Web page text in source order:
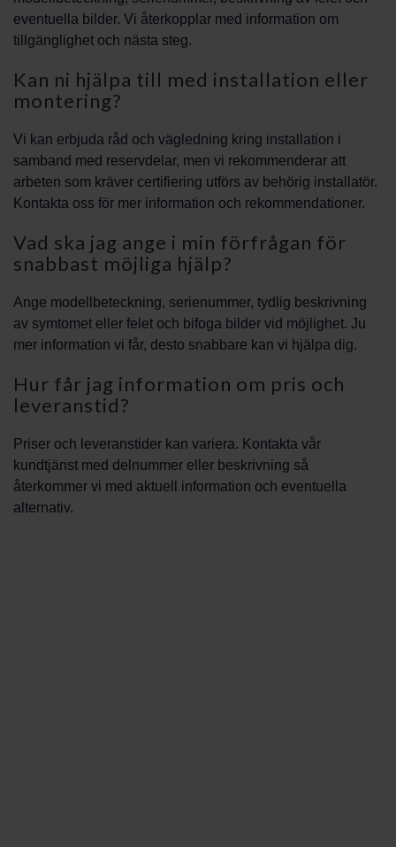
eventuella bilder. Vi återkopplar med information om
tillgänglighet och nästa steg.
Kan ni hjälpa till med installation eller
montering?
Vi kan erbjuda råd och vägledning kring installation i
samband med reservdelar, men vi rekommenderar att
arbeten som kräver certifiering utförs av behörig installatör.
Kontakta oss för mer information och rekommendationer.
Vad ska jag ange i min förfrågan för
snabbast möjliga hjälp?
Ange modellbeteckning, serienummer, tydlig beskrivning
av symtomet eller felet och bifoga bilder vid möjlighet. Ju
mer information vi får, desto snabbare kan vi hjälpa dig.
Hur får jag information om pris och
leveranstid?
Priser och leveranstider kan variera. Kontakta vår
kundtjänst med delnummer eller beskrivning så
återkommer vi med aktuell information och eventuella
alternativ.